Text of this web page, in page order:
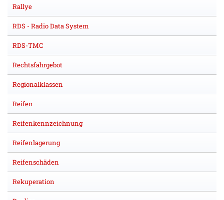
Rallye
RDS - Radio Data System
RDS-TMC
Rechtsfahrgebot
Regionalklassen
Reifen
Reifenkennzeichnung
Reifenlagerung
Reifenschäden
Rekuperation